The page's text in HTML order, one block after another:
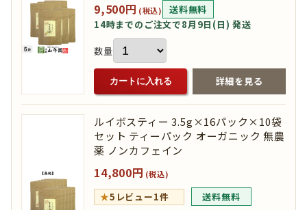
9,500円 (税込)
送料無料
14時までのご注文で8月9日(日) 発送
数量
カートに入れる 詳細を見る
ルイボスティー 3.5g×16パック×10袋
セット ティーパック オーガニック 無農
薬 ノンカフェイン
14,800円 (税込)
★5 レビュー1件
送料無料